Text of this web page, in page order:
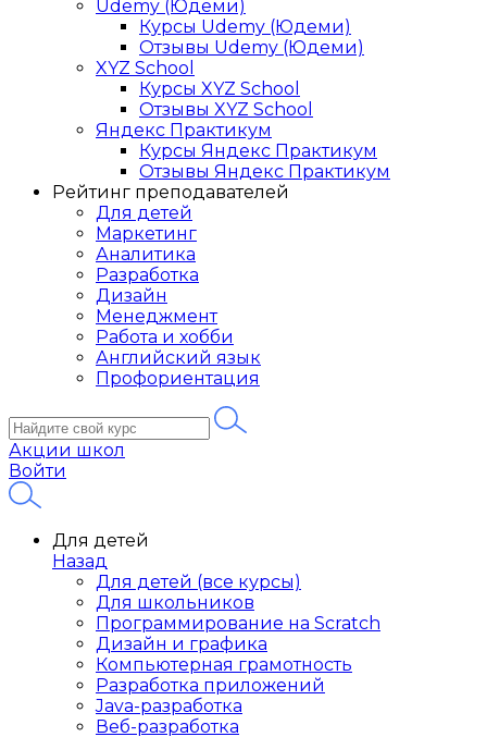
Udemy (Юдеми)
Курсы Udemy (Юдеми)
Отзывы Udemy (Юдеми)
XYZ School
Курсы XYZ School
Отзывы XYZ School
Яндекс Практикум
Курсы Яндекс Практикум
Отзывы Яндекс Практикум
Рейтинг преподавателей
Для детей
Маркетинг
Аналитика
Разработка
Дизайн
Менеджмент
Работа и хобби
Английский язык
Профориентация
Акции школ
Войти
Для детей
Назад
Для детей (все курсы)
Для школьников
Программирование на Scratch
Дизайн и графика
Компьютерная грамотность
Разработка приложений
Java-разработка
Веб-разработка